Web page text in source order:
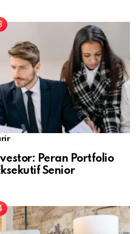
Peran Portfolio
Senior